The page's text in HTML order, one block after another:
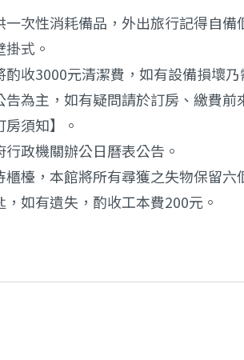
次性消耗備品，外出旅行記得自備
式。
收3000元清潔費，如有設備損壞乃
為主，如有疑問請於訂房、繳費前
須知】。
政機關辦公日曆表公告。
檯，本館將所有尋獲之失物保留六
如有遺失，酌收工本費200元。